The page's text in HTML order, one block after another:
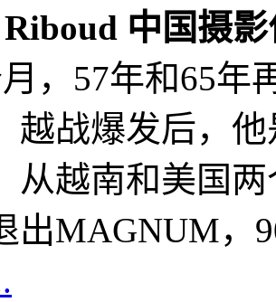
中国摄
，57年和65年
越战爆发后，
从越南和美国
出MAGNUM，